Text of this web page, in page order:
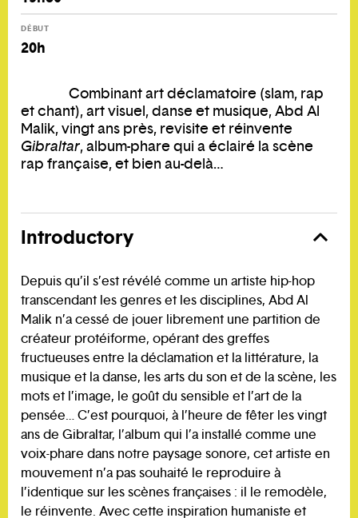
DÉBUT
20h
Combinant art déclamatoire (slam, rap
et chant), art visuel, danse et musique, Abd Al
Malik, vingt ans près, revisite et réinvente
Gibraltar, album-phare qui a éclairé la scène
rap française, et bien au-delà…
Introductory
Depuis qu’il s’est révélé comme un artiste hip-hop
transcendant les genres et les disciplines, Abd Al
Malik n’a cessé de jouer librement une partition de
créateur protéiforme, opérant des greffes
fructueuses entre la déclamation et la littérature, la
musique et la danse, les arts du son et de la scène, les
mots et l’image, le goût du sensible et l’art de la
pensée… C’est pourquoi, à l’heure de fêter les vingt
ans de Gibraltar, l’album qui l’a installé comme une
voix-phare dans notre paysage sonore, cet artiste en
mouvement n’a pas souhaité le reproduire à
l’identique sur les scènes françaises : il le remodèle,
le réinvente. Avec cette inspiration humaniste et